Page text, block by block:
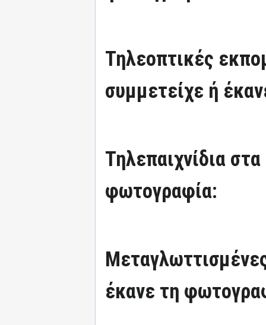
Τηλεοπτικές
συμμετείχε ή
Τηλεπαιχνίδια
φωτογραφία:
έκανε τη